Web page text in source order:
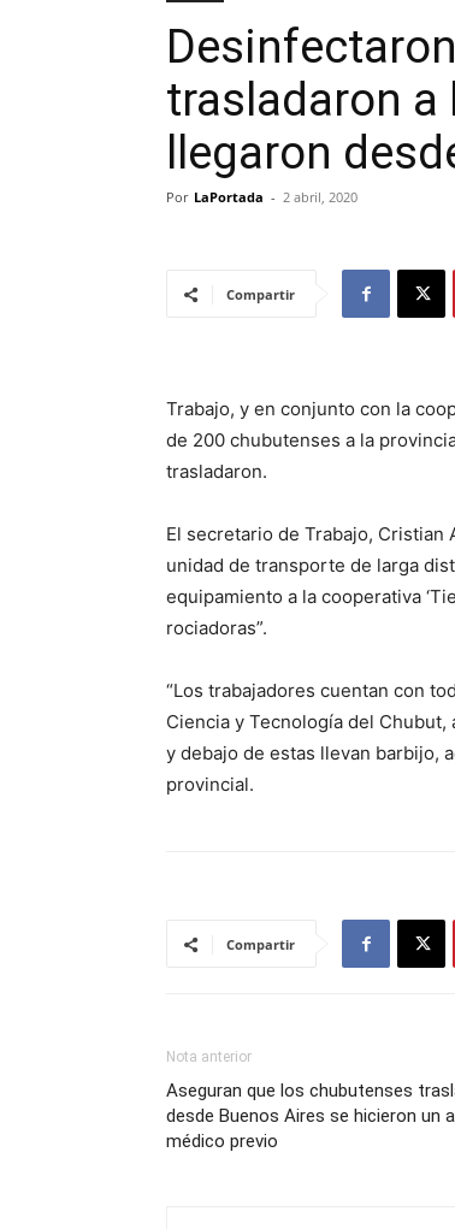
trasladaron a
llegaron
Por LaPortada - 2 abril, 2020
Compartir
Trabajo, y en conjunto con la
de 200 chubutenses a la
trasladaron.
El secretario de Trabajo, Cristian
unidad de transporte de larga
equipamiento a la cooperativa
rociadoras”.
“Los trabajadores cuentan con
Ciencia y Tecnología del
y debajo de estas llevan barbijo,
provincial.
Compartir
Nota anterior
Aseguran que los chubutenses
desde Buenos Aires se hicieron un
médico previo